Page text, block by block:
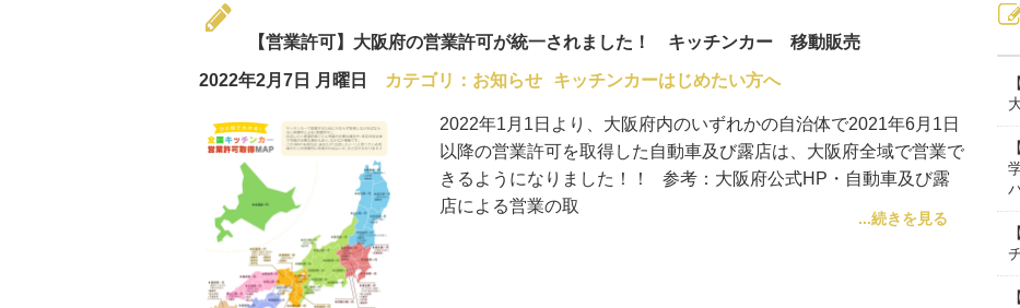
【営業許可】大阪府の営業許可が統一されました！ キッチンカー 移動販売
2022年2月7日 月曜日 カテゴリ： お知らせ キッチンカーはじめたい方へ
2022年1月1日より、大阪府内のいずれかの自治体で2021年6月1日
以降の営業許可を取得した自動車及び露店は、大阪府全域で営業で
きるようになりました！！ 参考：大阪府公式HP・自動車及び露
店による営業の取
...続きを見る